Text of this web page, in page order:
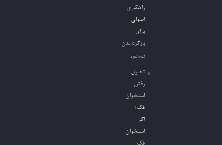
راهکاری
اصولی
برای
بازگرداندن
زیبایی
تحلیل
رفتن
استخوان
فک؛
اگر
استخوان
فک